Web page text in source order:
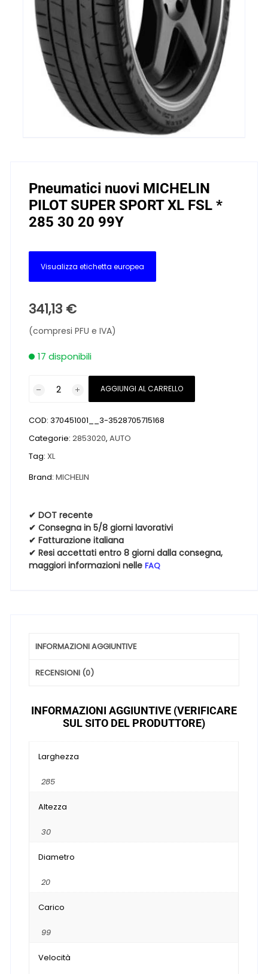
Pneumatici nuovi MICHELIN
PILOT SUPER SPORT XL FSL *
285 30 20 99Y
Visualizza etichetta europea
341,13 €
(compresi PFU e IVA)
17 disponibili
PILOT
SUPER
SPORT
FSL
285
30
20
99Y
quantità
AGGIUNGI AL CARRELLO
COD:370451001__3-3528705715168
Categorie:2853020,AUTO
Tag:XL
Brand:MICHELIN
✔ DOT recente
✔ Consegna in 5/8 giorni lavorativi
✔ Fatturazione italiana
✔ Resi accettati entro 8 giorni dalla consegna,
maggiori informazioni nelleFAQ
INFORMAZIONI AGGIUNTIVE
RECENSIONI (0)
INFORMAZIONI AGGIUNTIVE (VERIFICARE
SUL SITO DEL PRODUTTORE)
Larghezza
285
Altezza
30
Diametro
20
Carico
99
Velocità